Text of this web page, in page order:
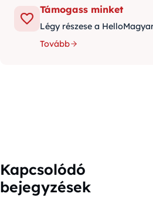
Támogass minket
Légy részese a
Tovább
Kapcsolódó
bejegyzések